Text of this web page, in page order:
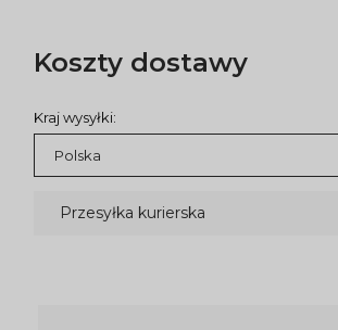
Koszty dostawy
Kraj wysyłki:
Przesyłka kurierska